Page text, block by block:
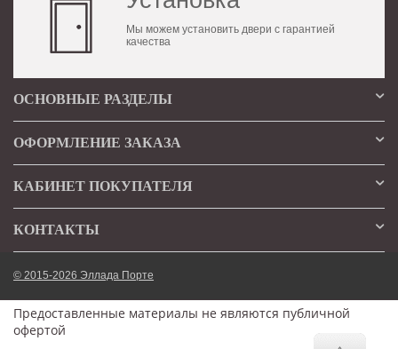
Мы можем установить двери с гарантией
качества
ОСНОВНЫЕ РАЗДЕЛЫ
ОФОРМЛЕНИЕ ЗАКАЗА
КАБИНЕТ ПОКУПАТЕЛЯ
КОНТАКТЫ
© 2015-2026 Эллада Порте
Предоставленные материалы не являются публичной
офертой